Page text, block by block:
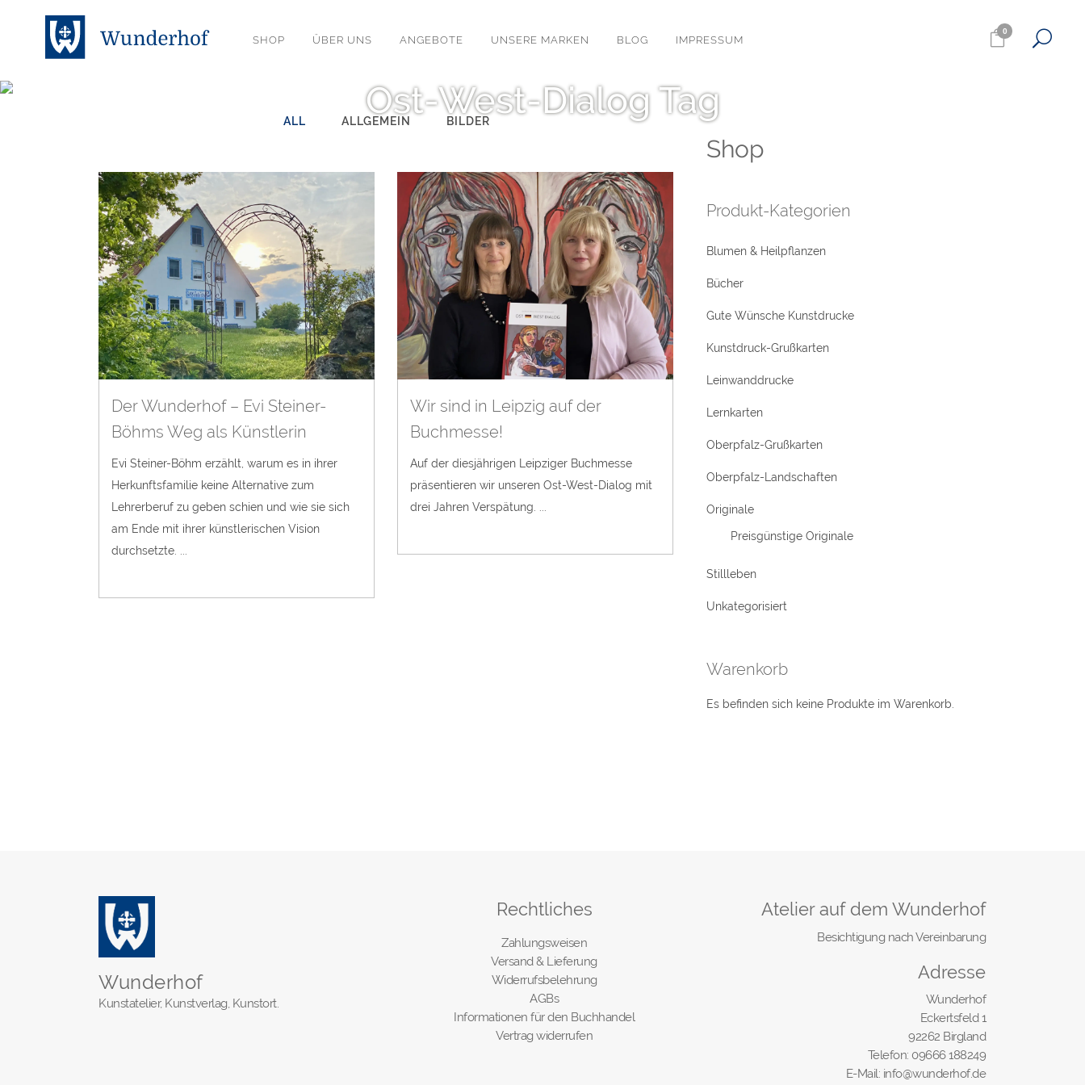
0
SHOP ÜBER UNS ANGEBOTE UNSERE MARKEN BLOG IMPRESSUM
Ost-West-Dialog Tag
ALL ALLGEMEIN BILDER
Der Wunderhof – Evi Steiner-
Böhms Weg als Künstlerin
Evi Steiner-Böhm erzählt, warum es in ihrer
Herkunftsfamilie keine Alternative zum
Lehrerberuf zu geben schien und wie sie sich
am Ende mit ihrer künstlerischen Vision
durchsetzte. ...
Wir sind in Leipzig auf der
Buchmesse!
Auf der diesjährigen Leipziger Buchmesse
präsentieren wir unseren Ost-West-Dialog mit
drei Jahren Verspätung. ...
Shop
Produkt-Kategorien
Blumen & Heilpflanzen
Bücher
Gute Wünsche Kunstdrucke
Kunstdruck-Grußkarten
Leinwanddrucke
Lernkarten
Oberpfalz-Grußkarten
Oberpfalz-Landschaften
Originale
Preisgünstige Originale
Stillleben
Unkategorisiert
Warenkorb
Es befinden sich keine Produkte im Warenkorb.
Wunderhof
Kunstatelier, Kunstverlag, Kunstort.
Rechtliches
Zahlungsweisen
Versand & Lieferung
Widerrufsbelehrung
AGBs
Informationen für den Buchhandel
Vertrag widerrufen
Atelier auf dem Wunderhof
Besichtigung nach Vereinbarung
Adresse
Wunderhof
Eckertsfeld 1
92262 Birgland
Telefon: 09666 188249
E-Mail: info@wunderhof.de